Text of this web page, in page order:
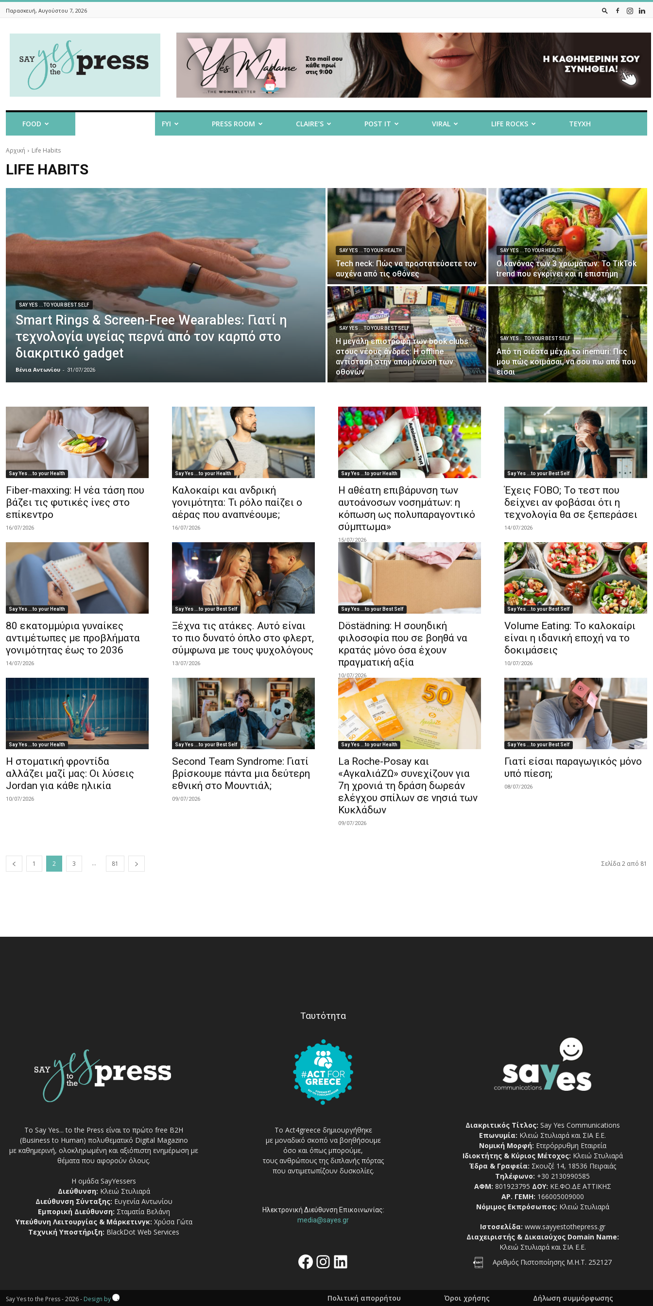
Παρασκευή, Αυγούστου 7, 2026
To
The
FOOD FYI PRESS ROOM CLAIRE’S POST IT VIRAL LIFE ROCKS ΤΕΥΧΗ
Αρχική Life Habits
LIFE HABITS
SAY YES ...TO YOUR BEST SELF
Smart Rings & Screen-Free Wearables: Γιατί η
τεχνολογία υγείας περνά από τον καρπό στο
διακριτικό gadget
Βένια Αντωνίου - 31/07/2026
SAY YES ...TO YOUR HEALTH
Tech neck: Πώς να προστατεύσετε τον
αυχένα από τις οθόνες
SAY YES ...TO YOUR HEALTH
Ο κανόνας των 3 χρωμάτων: Το TikTok
trend που εγκρίνει και η επιστήμη
SAY YES ...TO YOUR BEST SELF
Η μεγάλη επιστροφή των book clubs
στους νέους άνδρες: Η offline
αντίσταση στην απομόνωση των
οθονών
SAY YES ...TO YOUR BEST SELF
Από τη σιέστα μέχρι το inemuri: Πες
μου πώς κοιμάσαι, να σου πω από που
είσαι
Say Yes ...to your Health
Fiber-maxxing: Η νέα τάση που
βάζει τις φυτικές ίνες στο
επίκεντρο
16/07/2026
Say Yes ...to your Health
Καλοκαίρι και ανδρική
γονιμότητα: Τι ρόλο παίζει ο
αέρας που αναπνέουμε;
16/07/2026
Say Yes ...to your Health
Η αθέατη επιβάρυνση των
αυτοάνοσων νοσημάτων: η
κόπωση ως πολυπαραγοντικό
σύμπτωμα»
15/07/2026
Say Yes ...to your Best Self
Έχεις FOBO; Το τεστ που
δείχνει αν φοβάσαι ότι η
τεχνολογία θα σε ξεπεράσει
14/07/2026
Say Yes ...to your Health
80 εκατομμύρια γυναίκες
αντιμέτωπες με προβλήματα
γονιμότητας έως το 2036
14/07/2026
Say Yes ...to your Best Self
Ξέχνα τις ατάκες. Αυτό είναι
το πιο δυνατό όπλο στο φλερτ,
σύμφωνα με τους ψυχολόγους
13/07/2026
Say Yes ...to your Best Self
Döstädning: Η σουηδική
φιλοσοφία που σε βοηθά να
κρατάς μόνο όσα έχουν
πραγματική αξία
10/07/2026
Say Yes ...to your Best Self
Volume Eating: To καλοκαίρι
είναι η ιδανική εποχή να το
δοκιμάσεις
10/07/2026
Say Yes ...to your Health
Η στοματική φροντίδα
αλλάζει μαζί μας: Οι λύσεις
Jordan για κάθε ηλικία
10/07/2026
Say Yes ...to your Best Self
Second Team Syndrome: Γιατί
βρίσκουμε πάντα μια δεύτερη
εθνική στο Μουντιάλ;
09/07/2026
Say Yes ...to your Health
La Roche-Posay και
«ΑγκαλιάΖΩ» συνεχίζουν για
7η χρονιά τη δράση δωρεάν
ελέγχου σπίλων σε νησιά των
Κυκλάδων
09/07/2026
Say Yes ...to your Best Self
Γιατί είσαι παραγωγικός μόνο
υπό πίεση;
08/07/2026
1 2 3 ... 81 Σελίδα 2 από 81
Το Say Yes... to the Press είναι το πρώτο free Β2Η
(Business to Human) πολυθεματικό Digital Magazino
με καθημερινή, ολοκληρωμένη και αξιόπιστη ενημέρωση με
θέματα που αφορούν όλους.
Η ομάδα SayYessers
Διεύθυνση: Κλειώ Στυλιαρά
Διεύθυνση Σύνταξης: Ευγενία Αντωνίου
Εμπορική Διεύθυνση: Σταματία Βελάνη
Υπεύθυνη Λειτουργίας & Μάρκετινγκ: Χρύσα Γώτα
Τεχνική Υποστήριξη: BlackDot Web Services
Ταυτότητα
Το Act4greece δημιουργήθηκε
με μοναδικό σκοπό να βοηθήσουμε
όσο και όπως μπορούμε,
τους ανθρώπους της διπλανής πόρτας
που αντιμετωπίζουν δυσκολίες.
Ηλεκτρονική Διεύθυνση Επικοινωνίας:
media@sayes.gr
Facebook
Instagram
Linkedin
Διακριτικός Τίτλος: Say Yes Communications
Επωνυμία: Κλειώ Στυλιαρά και ΣΙΑ Ε.Ε.
Νομική Μορφή: Ετερόρρυθμη Εταιρεία
Ιδιοκτήτης & Κύριος Μέτοχος: Κλειώ Στυλιαρά
Έδρα & Γραφεία: Σκουζέ 14, 18536 Πειραιάς
Τηλέφωνο: +30 2130990585
ΑΦΜ: 801923795 ΔΟΥ: ΚΕ.ΦΟ.ΔΕ ΑΤΤΙΚΗΣ
ΑΡ. ΓΕΜΗ: 166005009000
Νόμιμος Εκπρόσωπος: Κλειώ Στυλιαρά
Ιστοσελίδα: www.sayyestothepress.gr
Διαχειριστής & Δικαιούχος Domain Name:
Κλειώ Στυλιαρά και ΣΙΑ Ε.Ε.
Αριθμός Πιστοποίησης Μ.Η.Τ. 252127
Πολιτική απορρήτου Όροι χρήσης Δήλωση συμμόρφωσης
Say Yes to the Press - 2026 - Design by